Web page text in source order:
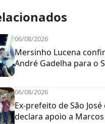
06/08/2026
Mersinho Lucena
André Gadelha para o
06/08/2026
Ex-prefeito de São
declara apoio a